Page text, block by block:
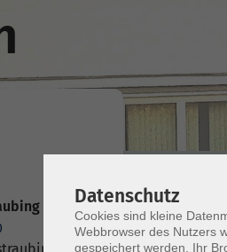
nur
Datenschutz
Cookies sind kleine
Webbrowser des Nutzers
gespeichert werden. Ihr